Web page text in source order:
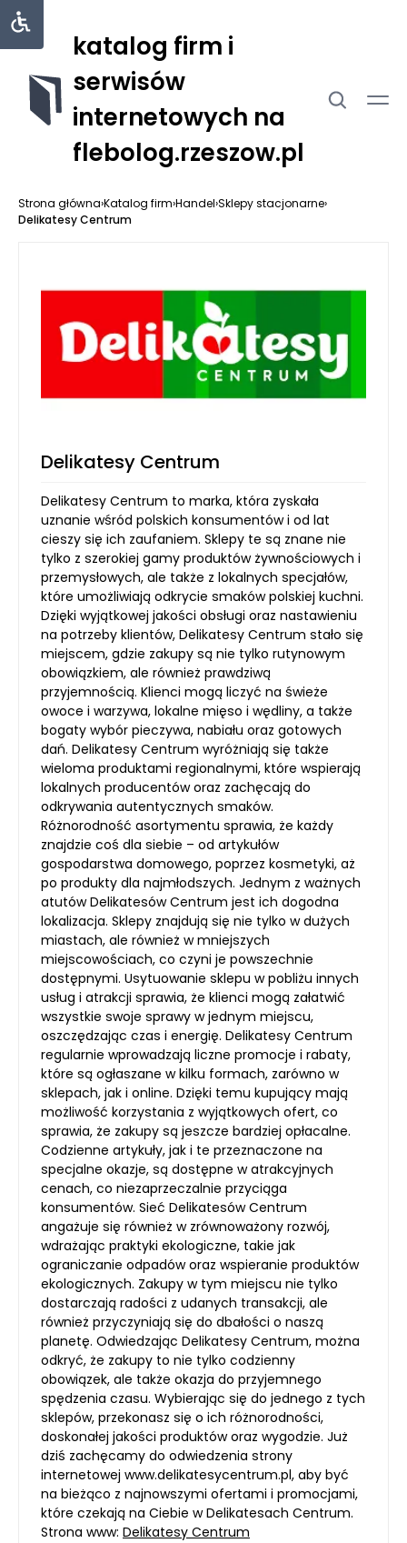
katalog firm i
serwisów
internetowych na
flebolog.rzeszow.pl
Strona główna›Katalog firm›Handel›Sklepy stacjonarne›
Delikatesy Centrum
Delikatesy Centrum
Delikatesy Centrum to marka, która zyskała
uznanie wśród polskich konsumentów i od lat
cieszy się ich zaufaniem. Sklepy te są znane nie
tylko z szerokiej gamy produktów żywnościowych i
przemysłowych, ale także z lokalnych specjałów,
które umożliwiają odkrycie smaków polskiej kuchni.
Dzięki wyjątkowej jakości obsługi oraz nastawieniu
na potrzeby klientów, Delikatesy Centrum stało się
miejscem, gdzie zakupy są nie tylko rutynowym
obowiązkiem, ale również prawdziwą
przyjemnością. Klienci mogą liczyć na świeże
owoce i warzywa, lokalne mięso i wędliny, a także
bogaty wybór pieczywa, nabiału oraz gotowych
dań. Delikatesy Centrum wyróżniają się także
wieloma produktami regionalnymi, które wspierają
lokalnych producentów oraz zachęcają do
odkrywania autentycznych smaków.
Różnorodność asortymentu sprawia, że każdy
znajdzie coś dla siebie – od artykułów
gospodarstwa domowego, poprzez kosmetyki, aż
po produkty dla najmłodszych. Jednym z ważnych
atutów Delikatesów Centrum jest ich dogodna
lokalizacja. Sklepy znajdują się nie tylko w dużych
miastach, ale również w mniejszych
miejscowościach, co czyni je powszechnie
dostępnymi. Usytuowanie sklepu w pobliżu innych
usług i atrakcji sprawia, że klienci mogą załatwić
wszystkie swoje sprawy w jednym miejscu,
oszczędzając czas i energię. Delikatesy Centrum
regularnie wprowadzają liczne promocje i rabaty,
które są ogłaszane w kilku formach, zarówno w
sklepach, jak i online. Dzięki temu kupujący mają
możliwość korzystania z wyjątkowych ofert, co
sprawia, że zakupy są jeszcze bardziej opłacalne.
Codzienne artykuły, jak i te przeznaczone na
specjalne okazje, są dostępne w atrakcyjnych
cenach, co niezaprzeczalnie przyciąga
konsumentów. Sieć Delikatesów Centrum
angażuje się również w zrównoważony rozwój,
wdrażając praktyki ekologiczne, takie jak
ograniczanie odpadów oraz wspieranie produktów
ekologicznych. Zakupy w tym miejscu nie tylko
dostarczają radości z udanych transakcji, ale
również przyczyniają się do dbałości o naszą
planetę. Odwiedzając Delikatesy Centrum, można
odkryć, że zakupy to nie tylko codzienny
obowiązek, ale także okazja do przyjemnego
spędzenia czasu. Wybierając się do jednego z tych
sklepów, przekonasz się o ich różnorodności,
doskonałej jakości produktów oraz wygodzie. Już
dziś zachęcamy do odwiedzenia strony
internetowej www.delikatesycentrum.pl, aby być
na bieżąco z najnowszymi ofertami i promocjami,
które czekają na Ciebie w Delikatesach Centrum.
Strona www: Delikatesy Centrum